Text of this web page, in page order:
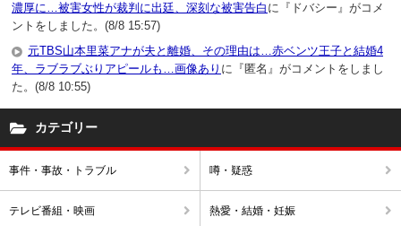
濃厚に…被害女性が裁判に出廷、深刻な被害告白 に『ドバシー』がコメ
ントをしました。(8/8 15:57)
元TBS山本里菜アナが夫と離婚、その理由は…赤ベンツ王子と結婚4
年、ラブラブぶりアピールも…画像あり に『匿名』がコメントをしまし
た。(8/8 10:55)
カテゴリー
事件・事故・トラブル 噂・疑惑
テレビ番組・映画 熱愛・結婚・妊娠